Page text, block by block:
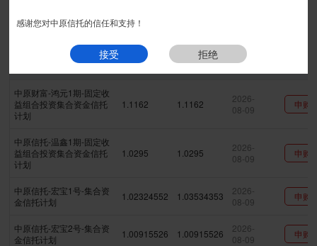
现金系列
最新净值 累计净值 更新日期
中原财富-鸿元1期-固定收
益组合投资集合资金信托
计划
1.1162 1.1162
2026-
08-09
申购
中原信托-温鑫1期-固定收
益组合投资集合资金信托
计划
1.0295 1.0295
2026-
08-09
申购
中原信托-宏宝1号-集合资
金信托计划
1.02324552 1.03534353
2026-
08-09
申购
中原信托-宏宝2号-集合资
金信托计划
1.00915526 1.00915526
2026-
08-09
申购
感谢您对中原信托的信任和支持！
接受 拒绝